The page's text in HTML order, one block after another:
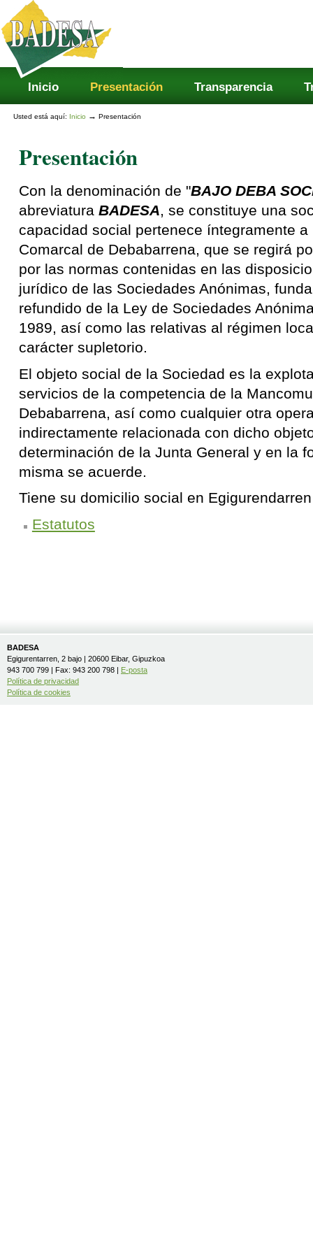
Cambiar
contenido.
Saltar
navegación
Secciones
Inicio Presentación Transparencia
Usted está aquí: Inicio →Presentación
Presentación
Con la denominación de "BAJO DEBA
abreviatura BADESA, se constituye una
capacidad social pertenece íntegramente
Comarcal de Debabarrena, que se regirá
por las normas contenidas en las
jurídico de las Sociedades Anónimas,
refundido de la Ley de Sociedades
1989, así como las relativas al régimen
carácter supletorio.
El objeto social de la Sociedad es la
servicios de la competencia de la
Debabarrena, así como cualquier otra
indirectamente relacionada con dicho
determinación de la Junta General y en la
misma se acuerde.
Tiene su domicilio social en
Estatutos
BADESA
Egigurentarren, 2 bajo | 20600 Eibar, Gipuzkoa
943 700 799 | Fax: 943 200 798 | E-posta
Política de privacidad
Política de cookies